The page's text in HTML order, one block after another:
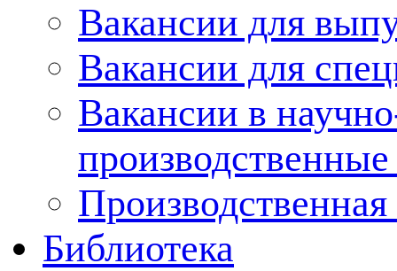
Вакансии для
Вакансии для
Вакансии в
Производственная
Библиотека